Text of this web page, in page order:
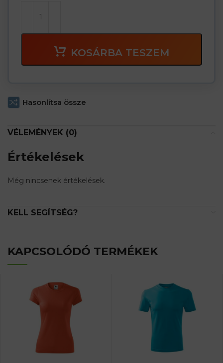
KOSÁRBA TESZEM
Hasonlítsa össze
VÉLEMÉNYEK (0)
Értékelések
Még nincsenek értékelések.
KELL SEGÍTSÉG?
KAPCSOLÓDÓ TERMÉKEK